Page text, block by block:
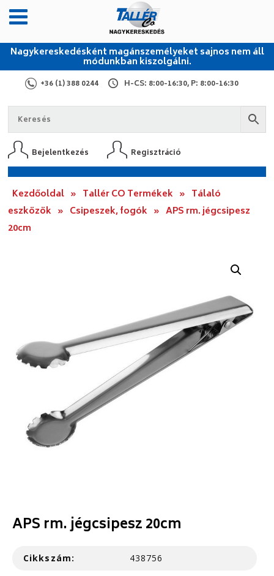
Nagykereskedésként magánszemélyeket sajnos nem áll
módunkban kiszolgálni.
+36 (1) 388 0244 H-CS: 8:00-16:30, P: 8:00-16:30
Bejelentkezés Regisztráció
Kezdőoldal » Tallér CO Termékek » Tálaló
eszközök » Csipeszek, fogók » APS rm. jégcsipesz
20cm
APS rm. jégcsipesz 20cm
Cikkszám: 438756